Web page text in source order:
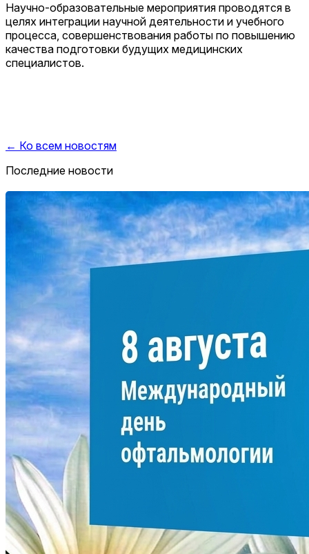
Научно-образовательные мероприятия проводятся в
целях интеграции научной деятельности и учебного
процесса, совершенствования работы по повышению
качества подготовки будущих медицинских
специалистов.
← Ко всем новостям
Последние новости